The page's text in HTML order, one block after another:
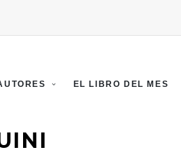
EL LIBRO DEL MES